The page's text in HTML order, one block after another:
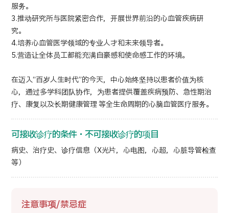
服务。
3.推动研究所与医院紧密合作，开展世界前沿的心血管疾病研
究。
4.培养心血管医学领域的专业人才和未来领导者。
5.营造让全体员工都能充满自豪感和使命感工作的环境。
在迈入“百岁人生时代”的今天，中心始终坚持以患者价值为核
心，通过多学科团队协作，为患者提供覆盖疾病预防、急性期治
疗、康复以及长期健康管理 等全生命周期的心脑血管医疗服务。
可接收诊疗的条件・不可接收诊疗的项目
病史、治疗史、诊疗信息（X光片，心电图，心超，心脏导管检查
等）
注意事项/禁忌症